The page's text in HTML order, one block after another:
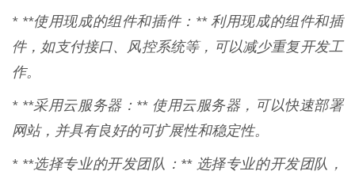
* **使用现成的组件和插件：** 利用现成的组件和插
件，如支付接口、风控系统等，可以减少重复开发工
作。
* **采用云服务器：** 使用云服务器，可以快速部署
网站，并具有良好的可扩展性和稳定性。
* **选择专业的开发团队：** 选择专业的开发团队，